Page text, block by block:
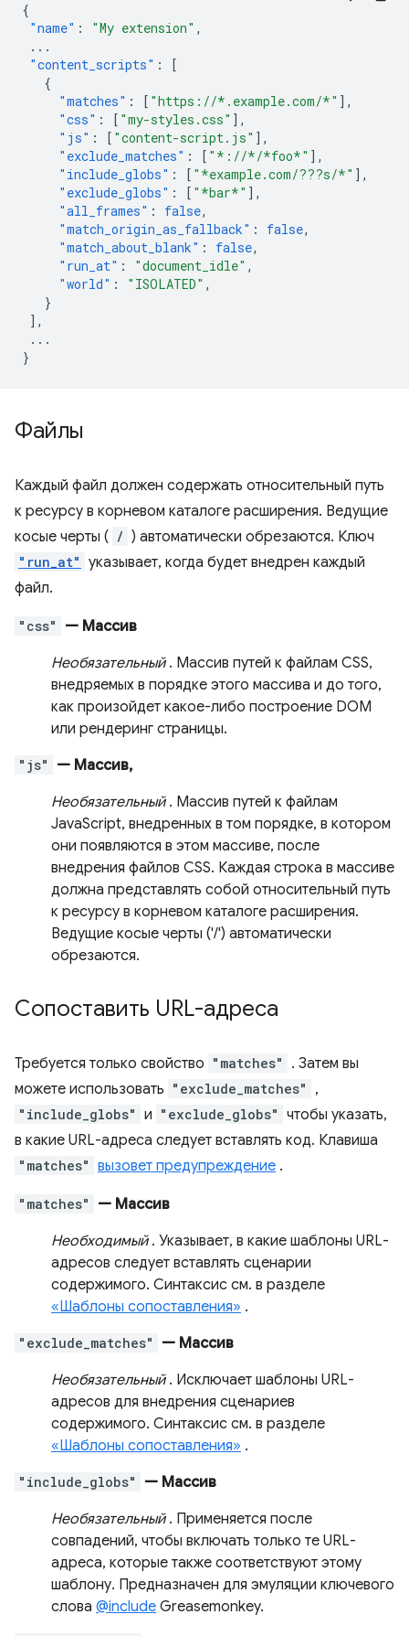
{
"name" : "My extension" ,
...
"content_scripts" :
[
{
"matches" : [ "https://*.example.com/*" ],
"css" : [ "my-styles.css" ],
"js" : [ "content-script.js" ],
"exclude_matches" : [ "*://*/*foo*" ],
"include_globs" : [ "*example.com/???s/*" ],
"exclude_globs" : [ "*bar*" ],
"all_frames" : false,
"match_origin_as_fallback" : false,
"match_about_blank" : false,
"run_at" : "document_idle" ,
"world" : "ISOLATED" ,
}
],
...
}
Файлы
Каждый файл должен содержать относительный путь
к ресурсу в корневом каталоге расширения. Ведущие
косые черты ( / ) автоматически обрезаются. Ключ
"run_at" указывает, когда будет внедрен каждый
файл.
"css"
— Массив
Необязательный. Массив путей к файлам CSS,
внедряемых в порядке этого массива и до того,
как произойдет какое-либо построение DOM
или рендеринг страницы.
"js"
— Массив,
Необязательный. Массив путей к файлам
JavaScript, внедренных в том порядке, в котором
они появляются в этом массиве, после
внедрения файлов CSS. Каждая строка в массиве
должна представлять собой относительный путь
к ресурсу в корневом каталоге расширения.
Ведущие косые черты ('/') автоматически
обрезаются.
Сопоставить URL-адреса
Требуется только свойство "matches"
. Затем вы
можете использовать "exclude_matches" ,
"include_globs" и "exclude_globs" чтобы указать,
в какие URL-адреса следует вставлять код. Клавиша
"matches" вызовет предупреждение .
"matches"
— Массив
Необходимый. Указывает, в какие шаблоны URL-
адресов следует вставлять сценарии
содержимого. Синтаксис см. в разделе
«Шаблоны сопоставления» .
"exclude_matches"
— Массив
Необязательный. Исключает шаблоны URL-
адресов для внедрения сценариев
содержимого. Синтаксис см. в разделе
«Шаблоны сопоставления» .
"include_globs"
— Массив
Необязательный. Применяется после
совпадений, чтобы включать только те URL-
адреса, которые также соответствуют этому
шаблону. Предназначен для эмуляции ключевого
слова @include Greasemonkey.